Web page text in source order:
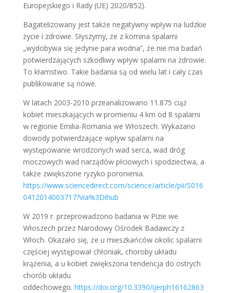
Europejskiego i Rady (UE) 2020/852).
Bagatelizowany jest także negatywny wpływ na ludzkie
życie i zdrowie. Słyszymy, że z komina spalarni
„wydobywa się jedynie para wodna”, że nie ma badań
potwierdzających szkodliwy wpływ spalarni na zdrowie.
To kłamstwo. Takie badania są od wielu lat i cały czas
publikowane są nowe.
W latach 2003-2010 przeanalizowano 11.875 ciąż
kobiet mieszkających w promieniu 4 km od 8 spalarni
w regionie Emilia-Romania we Włoszech. Wykazano
dowody potwierdzające wpływ spalarni na
występowanie wrodzonych wad serca, wad dróg
moczowych wad narządów płciowych i spodziectwa, a
także zwiększone ryzyko poronienia.
https://www.sciencedirect.com/science/article/pii/S016
0412014003717?via%3Dihub
W 2019 r. przeprowadzono badania w Pizie we
Włoszech przez Narodowy Ośrodek Badawczy z
Włoch. Okazało się, że u mieszkańców okolic spalarni
częściej występował chłoniak, choroby układu
krążenia, a u kobiet zwiększona tendencja do ostrych
chorób układu
oddechowego. https://doi.org/10.3390/ijerph16162863